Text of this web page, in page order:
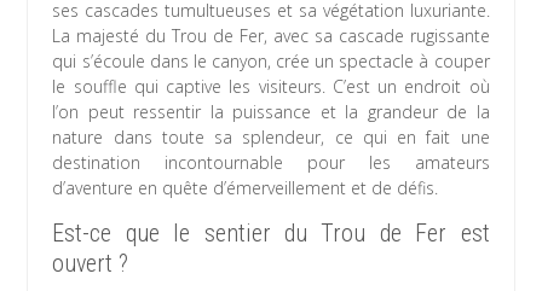
ses cascades tumultueuses et sa végétation luxuriante.
La majesté du Trou de Fer, avec sa cascade rugissante
qui s’écoule dans le canyon, crée un spectacle à couper
le souffle qui captive les visiteurs. C’est un endroit où
l’on peut ressentir la puissance et la grandeur de la
nature dans toute sa splendeur, ce qui en fait une
destination incontournable pour les amateurs
d’aventure en quête d’émerveillement et de défis.
Est-ce que le sentier du Trou de Fer est
ouvert ?